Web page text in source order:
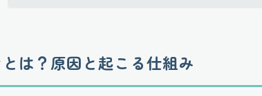
は？原因と起こる仕組み